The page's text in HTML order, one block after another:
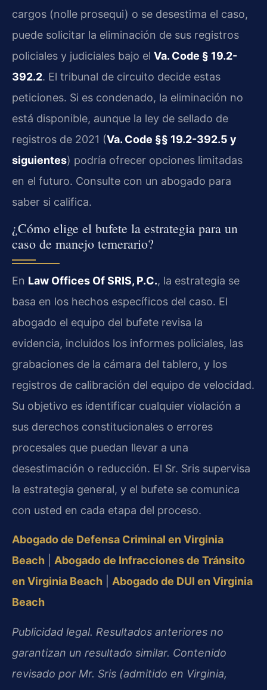
cargos (nolle prosequi) o se desestima el caso,
puede solicitar la eliminación de sus registros
policiales y judiciales bajo el Va. Code § 19.2-
392.2. El tribunal de circuito decide estas
peticiones. Si es condenado, la eliminación no
está disponible, aunque la ley de sellado de
registros de 2021 (Va. Code §§ 19.2-392.5 y
siguientes) podría ofrecer opciones limitadas
en el futuro. Consulte con un abogado para
saber si califica.
¿Cómo elige el bufete la estrategia para un
caso de manejo temerario?
En Law Offices Of SRIS, P.C., la estrategia se
basa en los hechos específicos del caso. El
abogado el equipo del bufete revisa la
evidencia, incluidos los informes policiales, las
grabaciones de la cámara del tablero, y los
registros de calibración del equipo de velocidad.
Su objetivo es identificar cualquier violación a
sus derechos constitucionales o errores
procesales que puedan llevar a una
desestimación o reducción. El Sr. Sris supervisa
la estrategia general, y el bufete se comunica
con usted en cada etapa del proceso.
Abogado de Defensa Criminal en Virginia
Beach
Abogado de Infracciones de Tránsito
en Virginia Beach
Abogado de DUI en Virginia
Beach
Publicidad legal. Resultados anteriores no
garantizan un resultado similar. Contenido
revisado por Mr. Sris (admitido en Virginia,